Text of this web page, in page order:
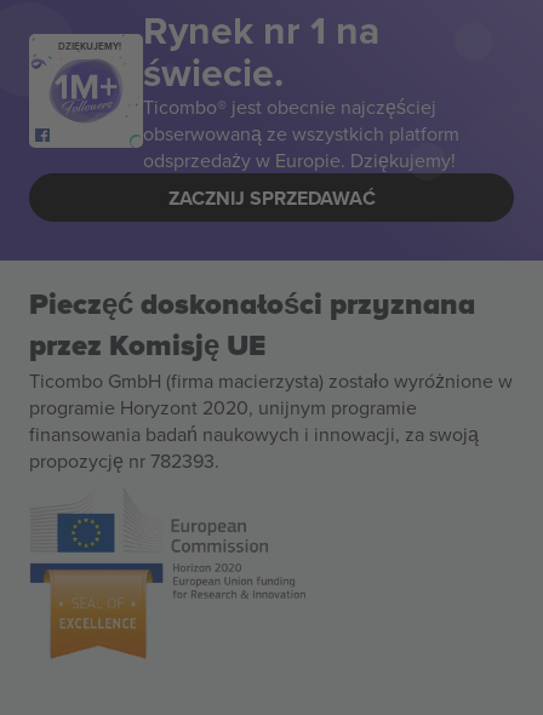
DZIĘKUJEMY! Rynek nr 1 na
świecie.
Ticombo® jest obecnie najczęściej
obserwowaną ze wszystkich platform
odsprzedaży w Europie. Dziękujemy!
ZACZNIJ SPRZEDAWAĆ
Pieczęć doskonałości przyznana
przez Komisję UE
Ticombo GmbH (firma macierzysta) zostało wyróżnione w
programie Horyzont 2020, unijnym programie
finansowania badań naukowych i innowacji, za swoją
propozycję nr 782393.